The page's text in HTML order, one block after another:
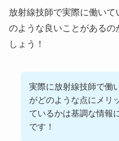
放射線技師で実際に働い
のような良いことがあるの
しょう！
実際に放射線技師で働
がどのような点にメリ
ているかは基調な情報
です！